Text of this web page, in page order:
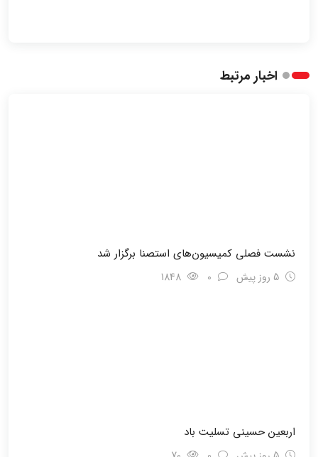
اخبار مرتبط
نشست فصلی کمیسیون‌های استصنا برگزار شد
اربعین حسینی تسلیت باد